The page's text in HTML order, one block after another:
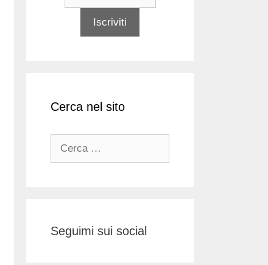
Cerca nel sito
Seguimi sui social